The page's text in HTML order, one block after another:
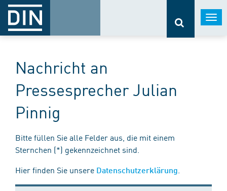
Nachricht an
Pressesprecher Julian
Pinnig
Bitte füllen Sie alle Felder aus, die mit einem
Sternchen (*) gekennzeichnet sind.
Hier finden Sie unsere Datenschutzerklärung